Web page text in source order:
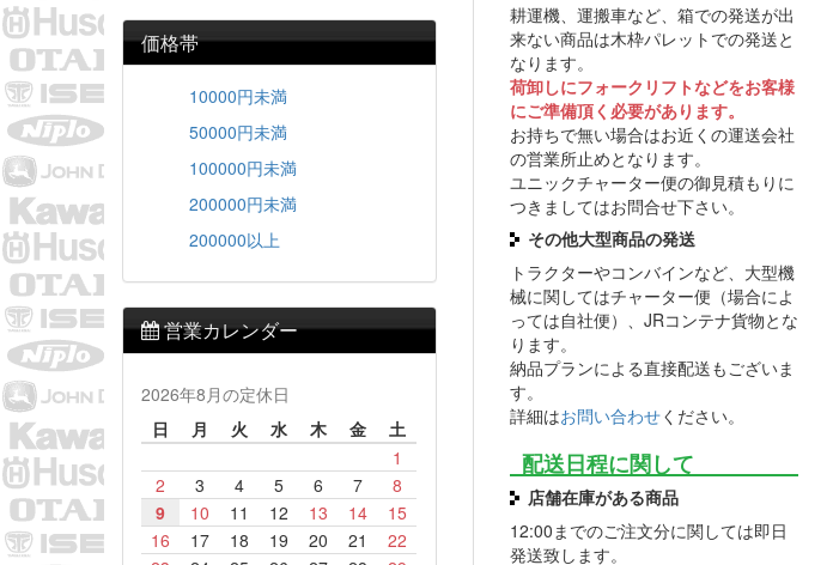
耕運機、運搬車など、箱での発送が出
来ない商品は木枠パレットでの発送と
なります。
荷卸しにフォークリフトなどをお客様
にご準備頂く必要があります。
お持ちで無い場合はお近くの運送会社
の営業所止めとなります。
ユニックチャーター便の御見積もりに
つきましてはお問合せ下さい。
その他大型商品の発送
トラクターやコンバインなど、大型機
械に関してはチャーター便（場合によ
っては自社便）、JRコンテナ貨物とな
ります。
納品プランによる直接配送もございま
す。
詳細はお問い合わせください。
配送日程に関して
店舗在庫がある商品
12:00までのご注文分に関しては即日
発送致します。
価格帯
10000円未満
50000円未満
100000円未満
200000円未満
200000以上
営業カレンダー
2026年8月の定休日
日
月 火 水 木 金
土
1
2
3 4 5 6 7
8
9
10 11 12 13 14
15
16
17 18 19 20 21
22